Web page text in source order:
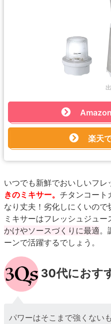
楽天
いつでも新鮮でおいしいフレ
きのミキサー。 チタンコート
なり丈夫！劣化しにくいので
ミキサーはフレッシュジュー
かけやソースづくりに最適。
ーンで活躍するでしょう。
30代におす
パワーはそこまで強くない